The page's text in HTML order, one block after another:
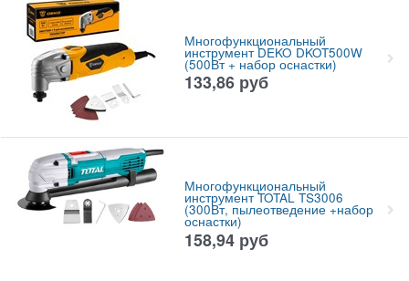
Многофункциональный
инструмент DEKO DKOT500W
(500Вт + набор оснастки)
133,86 руб
Многофункциональный
инструмент TOTAL TS3006
(300Вт, пылеотведение +набор
оснастки)
158,94 руб